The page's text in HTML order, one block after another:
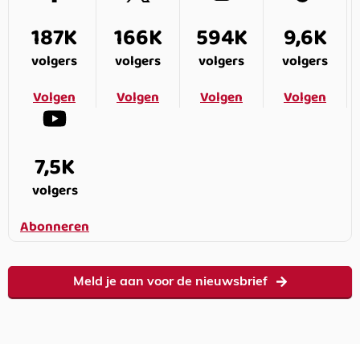
187K
volgers
Volgen
166K
volgers
Volgen
594K
volgers
Volgen
9,6K
volgers
Volgen
7,5K
volgers
Abonneren
Meld je aan voor de nieuwsbrief